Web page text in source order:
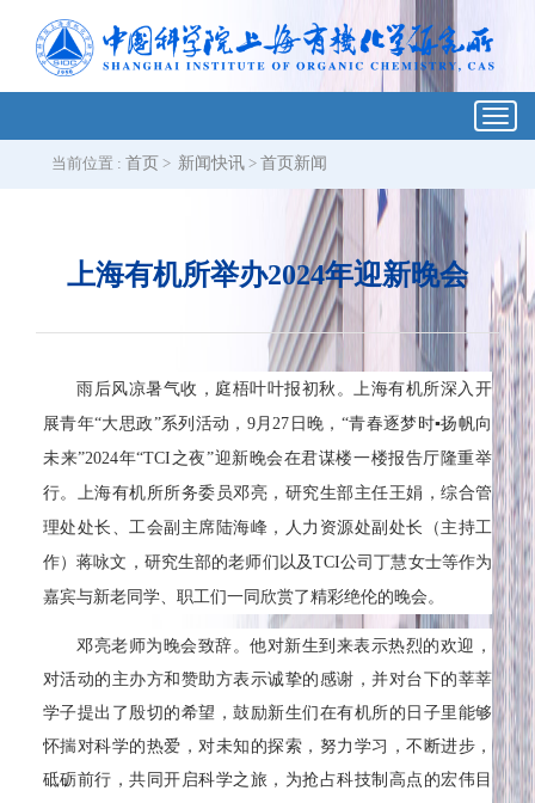
当前位置 : 首页 > 新闻快讯 > 首页新闻
上海有机所举办2024年迎新晚会
雨后风凉暑气收，庭梧叶叶报初秋。上海有机所深入开
展青年“大思政”系列活动，9月27日晚，“青春逐梦时▪扬帆向
未来”2024年“TCI之夜”迎新晚会在君谋楼一楼报告厅隆重举
行。上海有机所所务委员邓亮，研究生部主任王娟，综合管
理处处长、工会副主席陆海峰，人力资源处副处长（主持工
作）蒋咏文，研究生部的老师们以及TCI公司丁慧女士等作为
嘉宾与新老同学、职工们一同欣赏了精彩绝伦的晚会。
邓亮老师为晚会致辞。他对新生到来表示热烈的欢迎，
对活动的主办方和赞助方表示诚挚的感谢，并对台下的莘莘
学子提出了殷切的希望，鼓励新生们在有机所的日子里能够
怀揣对科学的热爱，对未知的探索，努力学习，不断进步，
砥砺前行，共同开启科学之旅，为抢占科技制高点的宏伟目